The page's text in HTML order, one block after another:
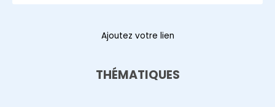
Ajoutez votre lien
THÉMATIQUES